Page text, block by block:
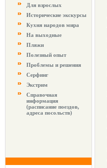
Для взрослых
Исторические экскурсы
Кухня народов мира
На выходные
Пляжи
Полезный опыт
Проблемы и решения
Серфинг
Экстрим
Справочная
информация
(расписание поездов,
адреса посольств)